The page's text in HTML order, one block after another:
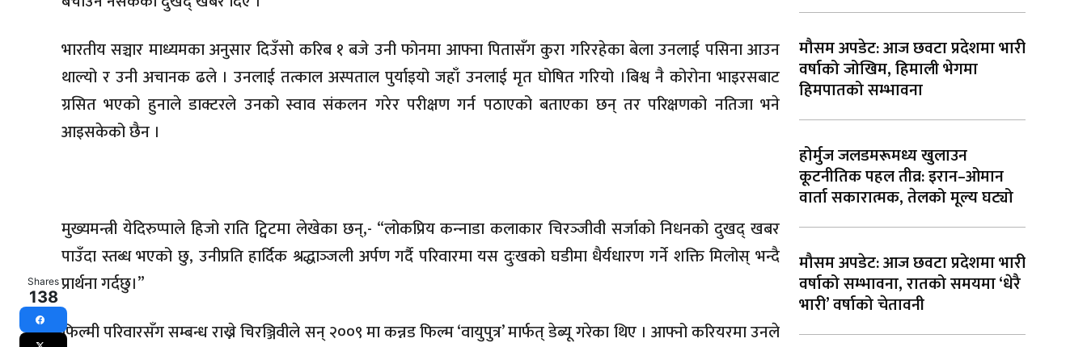
भारतीय सञ्चार माध्यमका अनुसार दिउँसो करिब १ बजे उनी फोनमा आफ्ना पितासँग कुरा गरिरहेका बेला उनलाई पसिना आउन
थाल्यो र उनी अचानक ढले । उनलाई तत्काल अस्पताल पुर्याइयो जहाँ उनलाई मृत घोषित गरियो ।बिश्व नै कोरोना भाइरसबाट
ग्रसित भएको हुनाले डाक्टरले उनको स्वाव संकलन गरेर परीक्षण गर्न पठाएको बताएका छन् तर परिक्षणको नतिजा भने
आइसकेको छैन ।
मुख्यमन्त्री येदिरुप्पाले हिजो राति ट्विटमा लेखेका छन्,- “लोकप्रिय कन्‍नाडा कलाकार चिरञ्‍जीवी सर्जाको निधनको दुखद् खबर
पाउँदा स्तब्ध भएको छु, उनीप्रति हार्दिक श्रद्धाञ्‍जली अर्पण गर्दै परिवारमा यस दुःखको घडीमा धैर्यधारण गर्ने शक्ति मिलोस् भन्दै
प्रार्थना गर्दछु।”
फिल्मी परिवारसँग सम्बन्ध राख्ने चिरञ्जिवीले सन् २००९ मा कन्नड फिल्म ‘वायुपुत्र’ मार्फत् डेब्यू गरेका थिए । आफ्नो करियरमा उनले
मौसम अपडेट: आज छवटा प्रदेशमा भारी
वर्षाको जोखिम, हिमाली भेगमा
हिमपातको सम्भावना
होर्मुज जलडमरूमध्य खुलाउन
कूटनीतिक पहल तीव्र: इरान–ओमान
वार्ता सकारात्मक, तेलको मूल्य घट्यो
मौसम अपडेट: आज छवटा प्रदेशमा भारी
वर्षाको सम्भावना, रातको समयमा ‘धेरै
भारी’ वर्षाको चेतावनी
Shares
138
Facebook